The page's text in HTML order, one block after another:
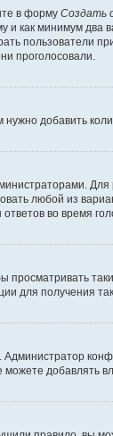
в форму Создать
как минимум
проголосовали.
добавить
любой из
во время
для получения
добавлять